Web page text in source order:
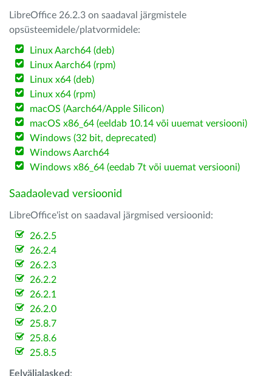
LibreOffice 26.2.3 on saadaval järgmistele
opsüsteemidele/platvormidele:
Linux Aarch64 (deb)
Linux Aarch64 (rpm)
Linux x64 (deb)
Linux x64 (rpm)
macOS (Aarch64/Apple Silicon)
macOS x86_64 (eeldab 10.14 või uuemat versiooni)
Windows (32 bit, deprecated)
Windows Aarch64
Windows x86_64 (eedab 7t või uuemat versiooni)
Saadaolevad versioonid
LibreOffice'ist on saadaval järgmised versioonid:
26.2.5
26.2.4
26.2.3
26.2.2
26.2.1
26.2.0
25.8.7
25.8.6
25.8.5
Eelväljalasked :